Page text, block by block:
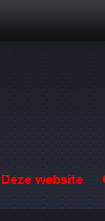
Deze website